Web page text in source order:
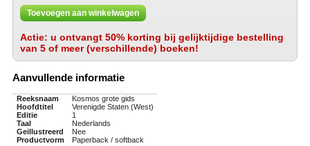
Toevoegen aan winkelwagen
Actie: u ontvangt 50% korting bij gelijktijdige bestelling
van 5 of meer (verschillende) boeken!
Aanvullende informatie
Reeksnaam
Kosmos grote gids
Hoofdtitel
Verenigde Staten (West)
Editie
1
Taal
Nederlands
Geillustreerd
Nee
Productvorm
Paperback / softback